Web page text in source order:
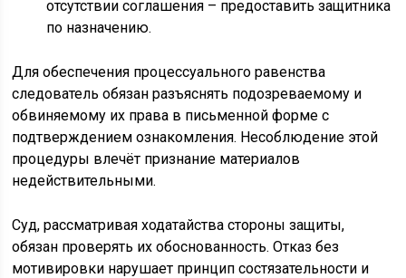
отсутствии соглашения – предоставить защитника
по назначению.
Для обеспечения процессуального равенства
следователь обязан разъяснять подозреваемому и
обвиняемому их права в письменной форме с
подтверждением ознакомления. Несоблюдение этой
процедуры влечёт признание материалов
недействительными.
Суд, рассматривая ходатайства стороны защиты,
обязан проверять их обоснованность. Отказ без
мотивировки нарушает принцип состязательности и